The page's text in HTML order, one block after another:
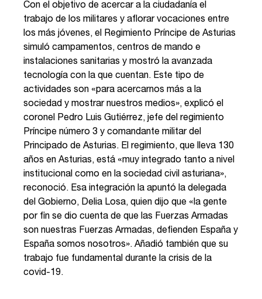
Con el objetivo de acercar a la ciudadanía el
trabajo de los militares y aflorar vocaciones entre
los más jóvenes, el Regimiento Príncipe de Asturias
simuló campamentos, centros de mando e
instalaciones sanitarias y mostró la avanzada
tecnología con la que cuentan. Este tipo de
actividades son «para acercarnos más a la
sociedad y mostrar nuestros medios», explicó el
coronel Pedro Luis Gutiérrez, jefe del regimiento
Príncipe número 3 y comandante militar del
Principado de Asturias. El regimiento, que lleva 130
años en Asturias, está «muy integrado tanto a nivel
institucional como en la sociedad civil asturiana»,
reconoció. Esa integración la apuntó la delegada
del Gobierno, Delia Losa, quien dijo que «la gente
por fin se dio cuenta de que las Fuerzas Armadas
son nuestras Fuerzas Armadas, defienden España y
España somos nosotros». Añadió también que su
trabajo fue fundamental durante la crisis de la
covid-19.